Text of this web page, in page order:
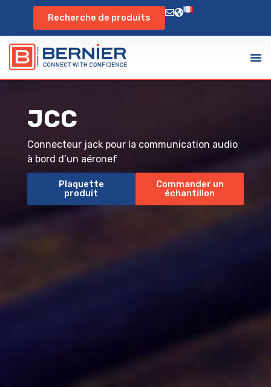
Recherche de produits
JCC
Connecteur jack pour la communication audio
à bord d’un aéronef
Plaquette
produit
Commander un
échantillon